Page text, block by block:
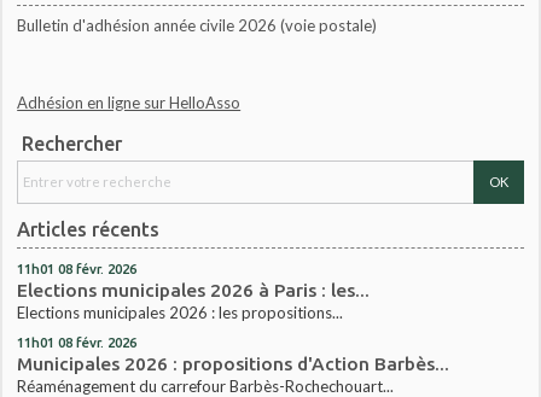
Bulletin d'adhésion année civile 2026 (voie postale)
Adhésion en ligne sur HelloAsso
Rechercher
Articles récents
11h01 08 févr. 2026
Elections municipales 2026 à Paris : les...
Elections municipales 2026 : les propositions...
11h01 08 févr. 2026
Municipales 2026 : propositions d'Action Barbès...
Réaménagement du carrefour Barbès-Rochechouart...